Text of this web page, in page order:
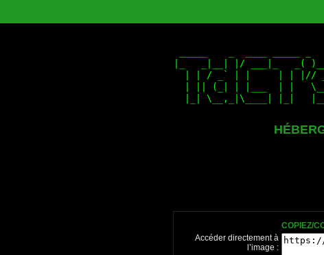
COPIEZ/
Accéder directement à
l’image :